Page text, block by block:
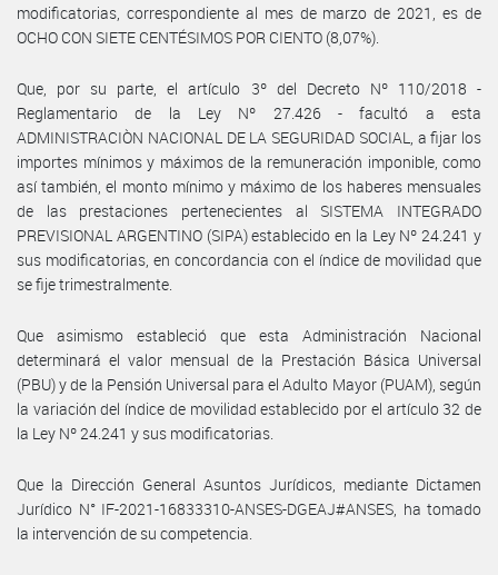
modificatorias, correspondiente al mes de marzo de 2021, es de
OCHO CON SIETE CENTÉSIMOS POR CIENTO (8,07%).
Que, por su parte, el artículo 3º del Decreto Nº 110/2018 -
Reglamentario de la Ley Nº 27.426 - facultó a esta
ADMINISTRACIÒN NACIONAL DE LA SEGURIDAD SOCIAL, a fijar los
importes mínimos y máximos de la remuneración imponible, como
así también, el monto mínimo y máximo de los haberes mensuales
de las prestaciones pertenecientes al SISTEMA INTEGRADO
PREVISIONAL ARGENTINO (SIPA) establecido en la Ley Nº 24.241 y
sus modificatorias, en concordancia con el índice de movilidad que
se fije trimestralmente.
Que asimismo estableció que esta Administración Nacional
determinará el valor mensual de la Prestación Básica Universal
(PBU) y de la Pensión Universal para el Adulto Mayor (PUAM), según
la variación del índice de movilidad establecido por el artículo 32 de
la Ley Nº 24.241 y sus modificatorias.
Que la Dirección General Asuntos Jurídicos, mediante Dictamen
Jurídico N° IF-2021-16833310-ANSES-DGEAJ#ANSES, ha tomado
la intervención de su competencia.